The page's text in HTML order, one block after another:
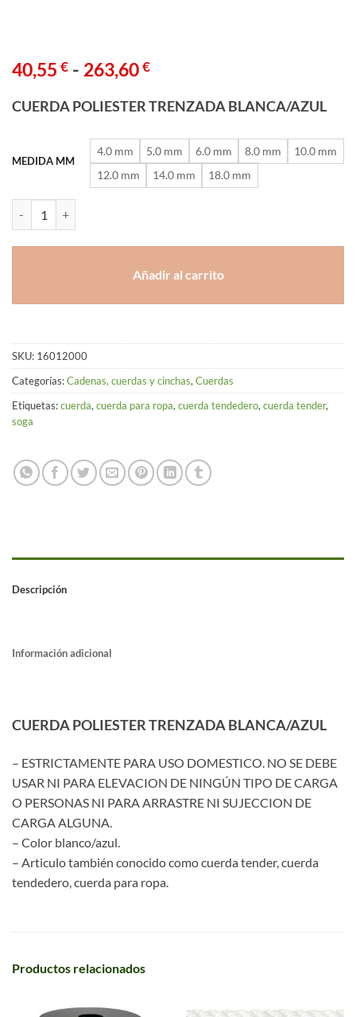
40,55 € - 263,60€Rango
precios:
40,55 €
hasta
263,60 €
CUERDA POLIESTER TRENZADA BLANCA/AZUL
MEDIDA MM
4.0 mm 5.0 mm 6.0 mm 8.0 mm
10.0 mm
12.0 mm
14.0 mm 18.0 mm
Añadir al carrito
SKU: 16012000
Categorías:Cadenas, cuerdas y cinchas, Cuerdas
Etiquetas:cuerda, cuerda para ropa, cuerda tendedero, cuerda tender,
soga
Descripción
Información adicional
CUERDA POLIESTER TRENZADA BLANCA/AZUL
– ESTRICTAMENTE PARA USO DOMESTICO. NO SE DEBE
USAR NI PARA ELEVACION DE NINGÚN TIPO DE CARGA
O PERSONAS NI PARA ARRASTRE NI SUJECCION DE
CARGA ALGUNA.
– Color blanco/azul.
– Articulo también conocido como cuerda tender, cuerda
tendedero, cuerda para ropa.
Productos relacionados